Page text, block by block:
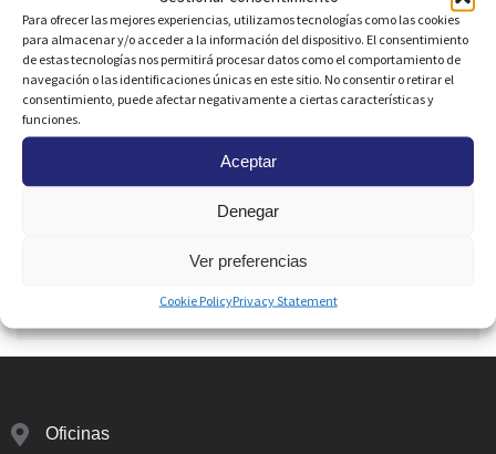
Para ofrecer las mejores experiencias, utilizamos tecnologías como las cookies
para almacenar y/o acceder a la información del dispositivo. El consentimiento
de estas tecnologías nos permitirá procesar datos como el comportamiento de
navegación o las identificaciones únicas en este sitio. No consentir o retirar el
consentimiento, puede afectar negativamente a ciertas características y
funciones.
Aceptar
Denegar
Ver preferencias
Cookie PolicyPrivacy Statement
Consiento el uso de misDatos Personales
Enviar
Oficinas